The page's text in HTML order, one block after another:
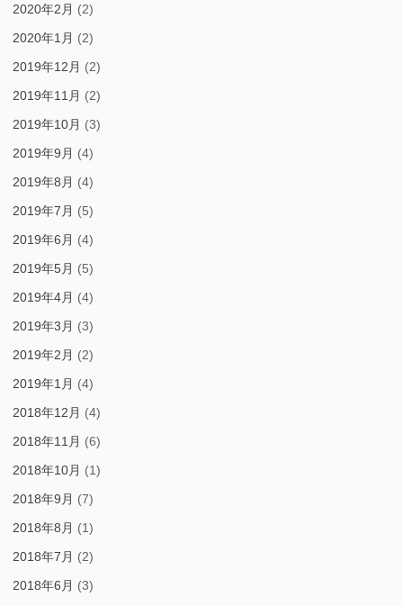
2020年2月 (2)
2020年1月 (2)
2019年12月 (2)
2019年11月 (2)
2019年10月 (3)
2019年9月 (4)
2019年8月 (4)
2019年7月 (5)
2019年6月 (4)
2019年5月 (5)
2019年4月 (4)
2019年3月 (3)
2019年2月 (2)
2019年1月 (4)
2018年12月 (4)
2018年11月 (6)
2018年10月 (1)
2018年9月 (7)
2018年8月 (1)
2018年7月 (2)
2018年6月 (3)